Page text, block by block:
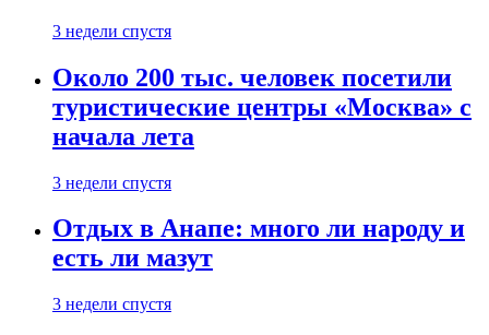
3 недели спустя
Около 200 тыс. человек посетили
туристические центры «Москва» с
начала лета
3 недели спустя
Отдых в Анапе: много ли народу и
есть ли мазут
3 недели спустя